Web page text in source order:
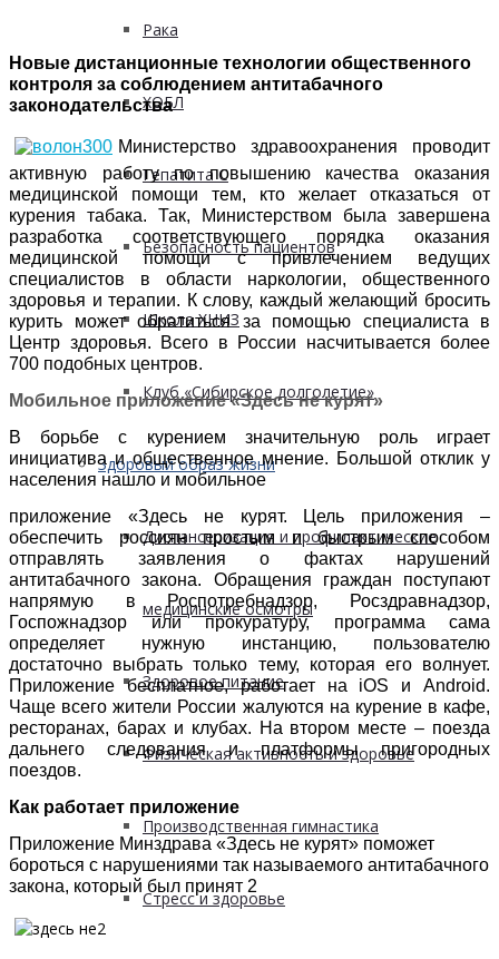
Рака
ХОБЛ
Гепатита С
Безопасность пациентов
Школа ХНИЗ
Клуб «Сибирское долголетие»
Здоровый образ жизни
Диспансеризация и профилактические
медицинские осмотры
Здоровое питание
Физическая активность и здоровье
Производственная гимнастика
Стресс и здоровье
Новые дистанционные технологии общественного
контроля за соблюдением антитабачного
законодательства
Министерство здравоохранения проводит
активную работу по повышению качества оказания
медицинской помощи тем, кто желает отказаться от
курения табака. Так, Министерством была завершена
разработка соответствующего порядка оказания
медицинской помощи с привлечением ведущих
специалистов в области наркологии, общественного
здоровья и терапии. К слову, каждый желающий бросить
курить может обратиться за помощью специалиста в
Центр здоровья. Всего в России насчитывается более
700 подобных центров.
Мобильное приложение «Здесь не курят»
В борьбе с курением значительную роль играет
инициатива и общественное мнение. Большой отклик у
населения нашло и мобильное
приложение «Здесь не курят. Цель приложения –
обеспечить россиян простым и быстрым способом
отправлять заявления о фактах нарушений
антитабачного закона. Обращения граждан поступают
напрямую в Роспотребнадзор, Росздравнадзор,
Госпожнадзор или прокуратуру, программа сама
определяет нужную инстанцию, пользователю
достаточно выбрать только тему, которая его волнует.
Приложение бесплатное, работает на iOS и Android.
Чаще всего жители России жалуются на курение в кафе,
ресторанах, барах и клубах. На втором месте – поезда
дальнего следования и платформы пригородных
поездов.
Как работает приложение
Приложение Минздрава «Здесь не курят» поможет
бороться с нарушениями так называемого антитабачного
закона, который был принят 2